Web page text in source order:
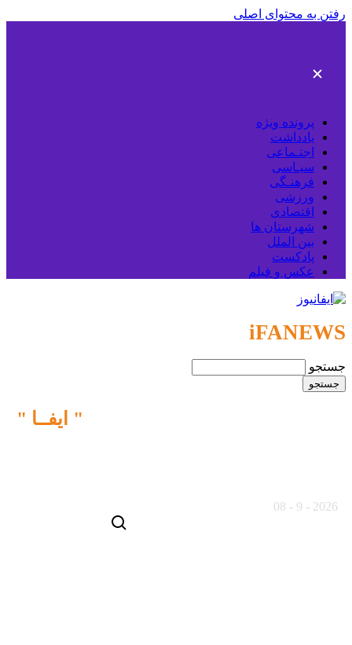
رفتن به محتوای اصلی
پرونده ویژه
یادداشت
اجتـماعی
سیـاسی
فرهنـگی
ورزشی
اقتصادی
شهرستان ها
بین الملل
پادکست
عکس و فیلم
iFANEWS
جستجو
" ایفــا "
2026 - 9 - 08